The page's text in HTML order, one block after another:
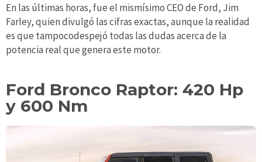
En las últimas horas, fue el mismísimo CEO de Ford, Jim
Farley, quien divulgó las cifras exactas, aunque la realidad
es que tampocodespejó todas las dudas acerca de la
potencia real que genera este motor.
Ford Bronco Raptor: 420 Hp
y 600 Nm